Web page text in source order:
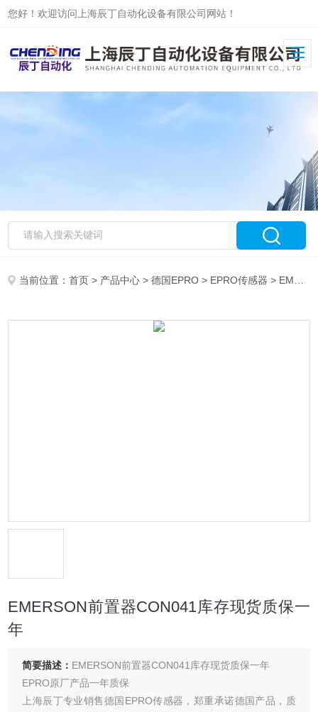
您好！欢迎访问上海辰丁自动化设备有限公司网站！
当前位置：首页 > 产品中心 >德国EPRO > EPRO传感器 > EMERSON前置器CON041库存现货质保一年
EMERSON前置器CON041库存现货质保一
年
简要描述： EMERSON前置器CON041库存现货质保一年
EPRO原厂产品一年质保
上海辰丁专业销售德国EPRO传感器，郑重承诺德国产品，质